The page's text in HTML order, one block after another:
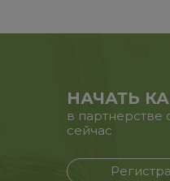
НАЧАТЬ
в партнерстве
сейчас